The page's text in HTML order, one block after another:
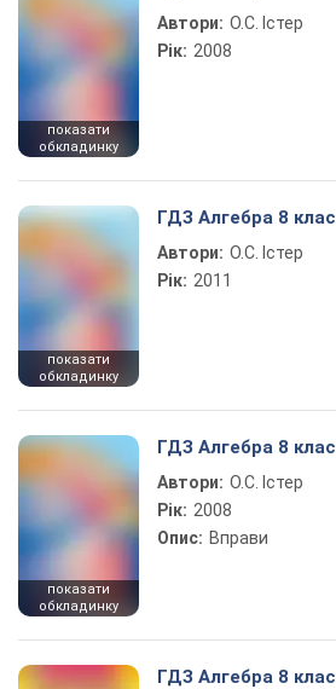
показати
обкладинку
Автори: О.С. Істер
Рік: 2008
показати
обкладинку
ГДЗ Алгебра 8 клас
Автори: О.С. Істер
Рік: 2011
показати
обкладинку
ГДЗ Алгебра 8 клас
Автори: О.С. Істер
Рік: 2008
Опис: Вправи
ГДЗ Алгебра 8 клас